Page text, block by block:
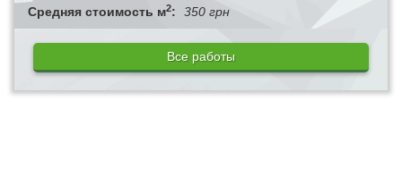
Средняя стоимость м2: 350 грн
Все работы